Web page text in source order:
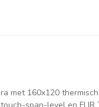
met 160x120